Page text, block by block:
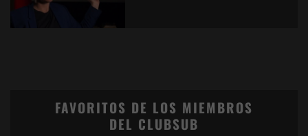
FAVORITOS DE LOS MIEMBROS
DEL CLUBSUB